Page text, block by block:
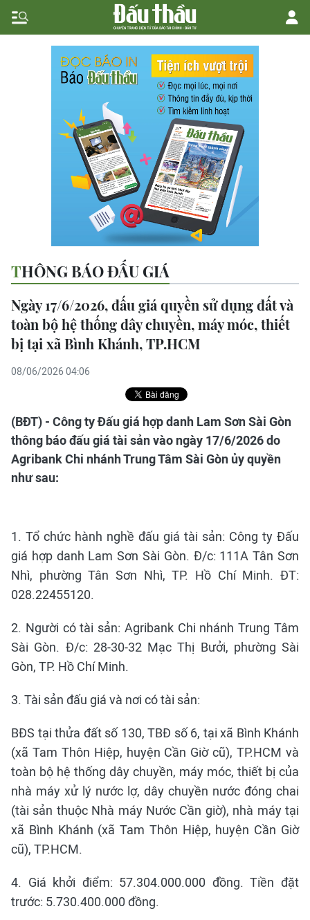
THÔNG BÁO ĐẤU GIÁ
Ngày 17/6/2026, đấu giá quyền sử dụng đất và
toàn bộ hệ thống dây chuyền, máy móc, thiết
bị tại xã Bình Khánh, TP.HCM
08/06/2026 04:06
(BĐT) - Công ty Đấu giá hợp danh Lam Sơn Sài Gòn
thông báo đấu giá tài sản vào ngày 17/6/2026 do
Agribank Chi nhánh Trung Tâm Sài Gòn ủy quyền
như sau:
1. Tổ chức hành nghề đấu giá tài sản: Công ty Đấu
giá hợp danh Lam Sơn Sài Gòn. Đ/c: 111A Tân Sơn
Nhì, phường Tân Sơn Nhì, TP. Hồ Chí Minh. ĐT:
028.22455120.
2. Người có tài sản: Agribank Chi nhánh Trung Tâm
Sài Gòn. Đ/c: 28-30-32 Mạc Thị Bưởi, phường Sài
Gòn, TP. Hồ Chí Minh.
3. Tài sản đấu giá và nơi có tài sản:
BĐS tại thửa đất số 130, TBĐ số 6, tại xã Bình Khánh
(xã Tam Thôn Hiệp, huyện Cần Giờ cũ), TP.HCM và
toàn bộ hệ thống dây chuyền, máy móc, thiết bị của
nhà máy xử lý nước lợ, dây chuyền nước đóng chai
(tài sản thuộc Nhà máy Nước Cần giờ), nhà máy tại
xã Bình Khánh (xã Tam Thôn Hiệp, huyện Cần Giờ
cũ), TP.HCM.
4. Giá khởi điểm: 57.304.000.000 đồng. Tiền đặt
trước: 5.730.400.000 đồng.